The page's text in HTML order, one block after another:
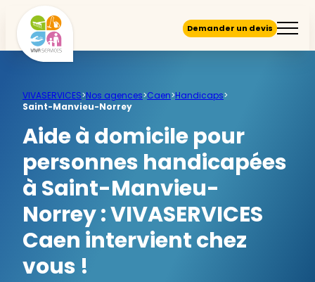
Demander un devis
VIVASERVICES>Nos agences>Caen>Handicaps>
Saint-Manvieu-Norrey
Aide à domicile pour
personnes handicapées
à Saint-Manvieu-
Norrey :VIVASERVICES
Caen intervient chez
vous !